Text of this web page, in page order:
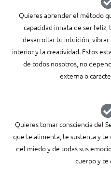
Quieres aprender el método
capacidad innata de ser
desarrollar tu intuición, vibrar
interior y la creatividad. Estos
de todos nosotros, no
externa o
Quieres tomar consciencia del
que te alimenta, te sustenta y te
del miedo y de todas sus
cuerpo y te